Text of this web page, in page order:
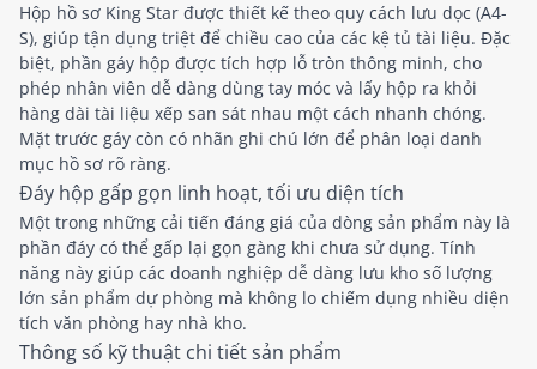
Hộp hồ sơ King Star được thiết kế theo quy cách lưu dọc (A4-
S), giúp tận dụng triệt để chiều cao của các kệ tủ tài liệu. Đặc
biệt, phần gáy hộp được tích hợp lỗ tròn thông minh, cho
phép nhân viên dễ dàng dùng tay móc và lấy hộp ra khỏi
hàng dài tài liệu xếp san sát nhau một cách nhanh chóng.
Mặt trước gáy còn có nhãn ghi chú lớn để phân loại danh
mục hồ sơ rõ ràng.
Đáy hộp gấp gọn linh hoạt, tối ưu diện tích
Một trong những cải tiến đáng giá của dòng sản phẩm này là
phần đáy có thể gấp lại gọn gàng khi chưa sử dụng. Tính
năng này giúp các doanh nghiệp dễ dàng lưu kho số lượng
lớn sản phẩm dự phòng mà không lo chiếm dụng nhiều diện
tích văn phòng hay nhà kho.
Thông số kỹ thuật chi tiết sản phẩm